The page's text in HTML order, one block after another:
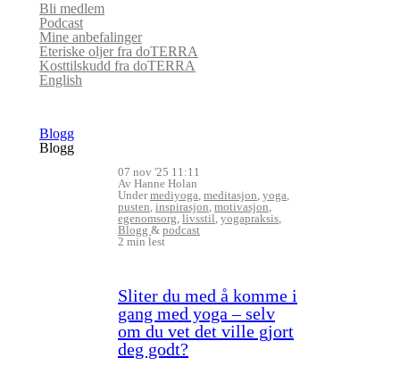
Bli medlem
Podcast
Mine anbefalinger
Eteriske oljer fra doTERRA
Kosttilskudd fra doTERRA
English
Blogg
Blogg
07 nov '25 11:11
Av Hanne Holan
Undermediyoga, meditasjon, yoga,
pusten, inspirasjon, motivasjon,
egenomsorg, livsstil, yogapraksis,
Blogg & podcast
2 min lest
Sliter du med å komme i
gang med yoga – selv
om du vet det ville gjort
deg godt?